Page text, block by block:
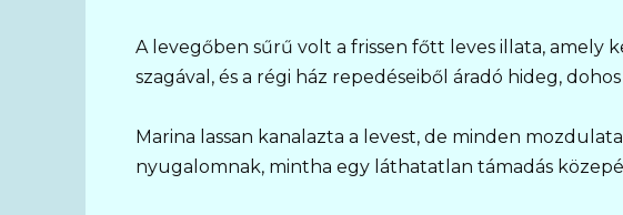
A levegőben sűrű volt a frissen főtt leves illata, amely
szagával, és a régi ház repedéseiből áradó hideg,
Marina lassan kanalazta a levest, de minden
nyugalomnak, mintha egy láthatatlan támadás